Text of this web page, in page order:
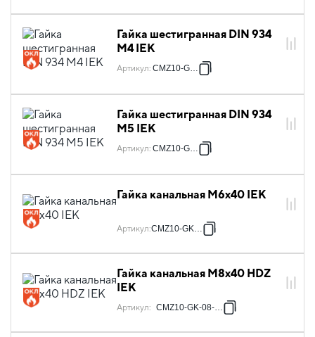
Гайка шестигранная DIN 934
М4 IEK
Артикул: CMZ10-GH-4
Гайка шестигранная DIN 934
М5 IEK
Артикул: CMZ10-GH-5
Гайка канальная М6х40 IEK
Артикул:CMZ10-GK-06
Гайка канальная М8х40 HDZ
IEK
Артикул: CMZ10-GK-08-HDZ